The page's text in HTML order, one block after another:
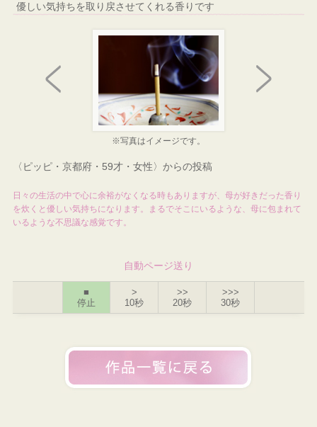
優しい気持ちを取り戻させてくれる香りです
※写真はイメージです。
〈ピッピ・京都府・59才・女性〉からの投稿
日々の生活の中で心に余裕がなくなる時もありますが、母が好きだった香り
を炊くと優しい気持ちになります。まるでそこにいるような、母に包まれて
いるような不思議な感覚です。
自動ページ送り
■
停止
>
10秒
>>
20秒
>>>
30秒